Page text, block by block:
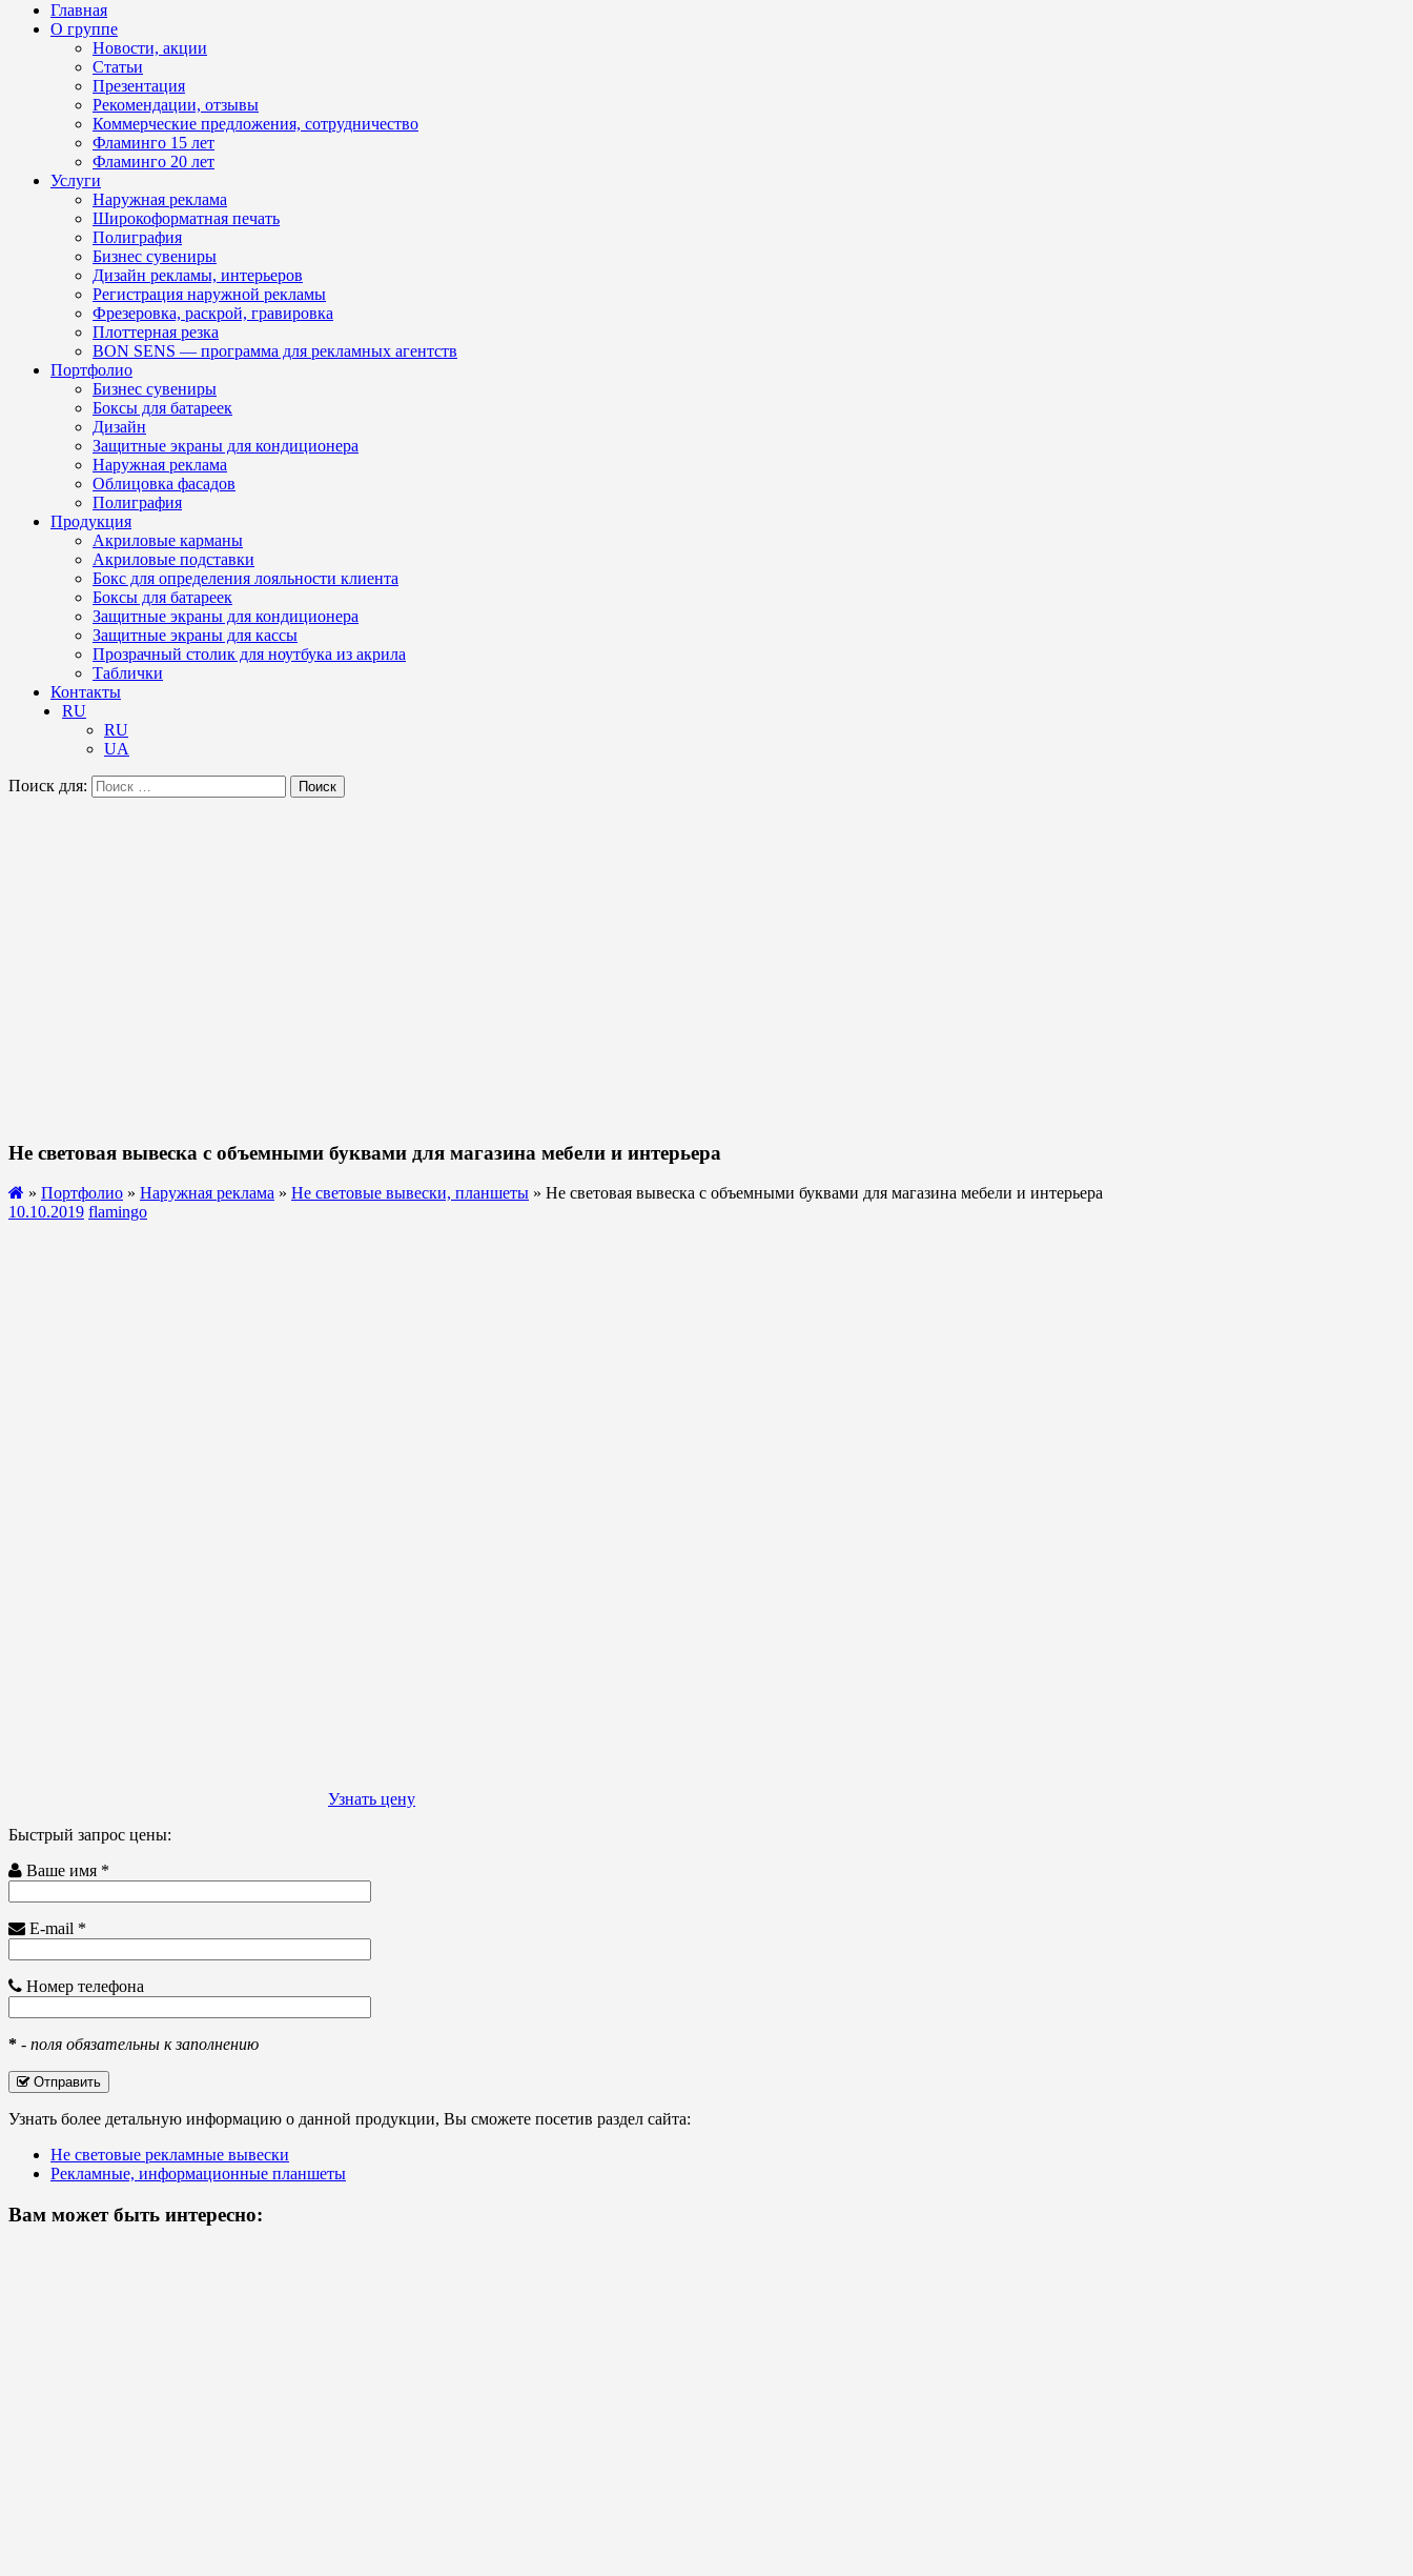
Главная
О группе
Новости, акции
Статьи
Презентация
Рекомендации, отзывы
Коммерческие предложения, сотрудничество
Фламинго 15 лет
Фламинго 20 лет
Услуги
Наружная реклама
Широкоформатная печать
Полиграфия
Бизнес сувениры
Дизайн рекламы, интерьеров
Регистрация наружной рекламы
Фрезеровка, раскрой, гравировка
Плоттерная резка
BON SENS — программа для рекламных агентств
Портфолио
Бизнес сувениры
Боксы для батареек
Дизайн
Защитные экраны для кондиционера
Наружная реклама
Облицовка фасадов
Полиграфия
Продукция
Акриловые карманы
Акриловые подставки
Бокс для определения лояльности клиента
Боксы для батареек
Защитные экраны для кондиционера
Защитные экраны для кассы
Прозрачный столик для ноутбука из акрила
Таблички
Контакты
RU
RU
UA
Поиск для: Поиск
Не световая вывеска с объемными буквами для магазина мебели и интерьера
» Портфолио » Наружная реклама » Не световые вывески, планшеты » Не световая вывеска с объемными буквами для магазина мебели и интерьера
10.10.2019 flamingo
Узнать цену
Быстрый запрос цены:
Ваше имя *
E-mail *
Номер телефона
* - поля обязательны к заполнению
Отправить
Узнать более детальную информацию о данной продукции, Вы сможете посетив раздел сайта:
Не световые рекламные вывески
Рекламные, информационные планшеты
Вам может быть интересно: